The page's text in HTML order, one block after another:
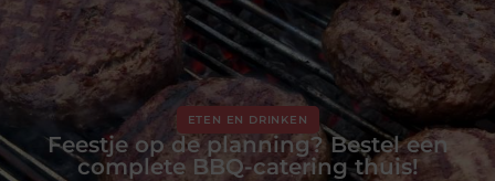
ETEN EN DRINKEN
Feestje op de planning? Bestel een
complete BBQ-catering thuis!